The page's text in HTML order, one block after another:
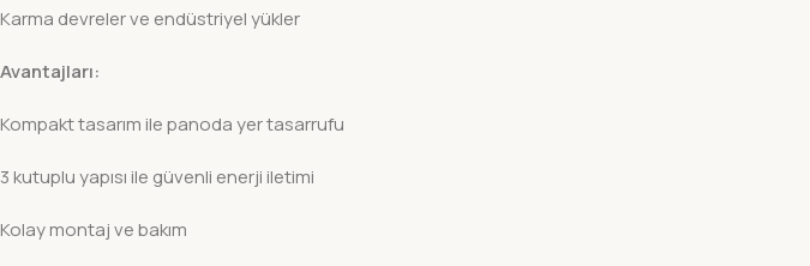
Karma devreler ve endüstriyel yükler
Avantajları:
Kompakt tasarım ile panoda yer tasarrufu
3 kutuplu yapısı ile güvenli enerji iletimi
Kolay montaj ve bakım